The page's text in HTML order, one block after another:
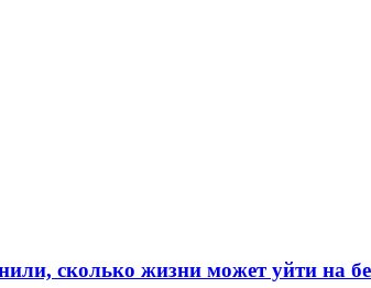
сколько жизни может уйти на